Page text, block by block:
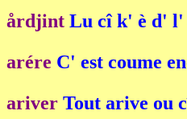
årdjint Lu cî k' è d' l'
arére C' est coume
ariver Tout arive ou